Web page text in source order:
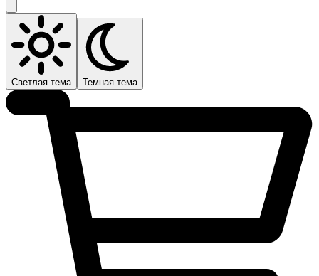
Светлая тема Темная тема